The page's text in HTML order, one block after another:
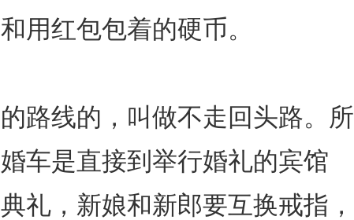
用红包包着的硬币。
路线的，叫做不走回头路。所
车是直接到举行婚礼的宾馆
礼，新娘和新郎要互换戒指，